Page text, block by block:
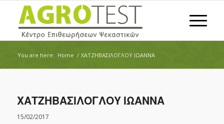
You are here: Home / ΧΑΤΖΗΒΑΣΙΛΟΓΛΟΥ ΙΩΑΝΝΑ
ΧΑΤΖΗΒΑΣΙΛΟΓΛΟΥ ΙΩΑΝΝΑ
15/02/2017